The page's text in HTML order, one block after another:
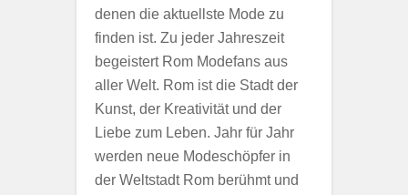
denen die aktuellste Mode zu
finden ist. Zu jeder Jahreszeit
begeistert Rom Modefans aus
aller Welt. Rom ist die Stadt der
Kunst, der Kreativität und der
Liebe zum Leben. Jahr für Jahr
werden neue Modeschöpfer in
der Weltstadt Rom berühmt und